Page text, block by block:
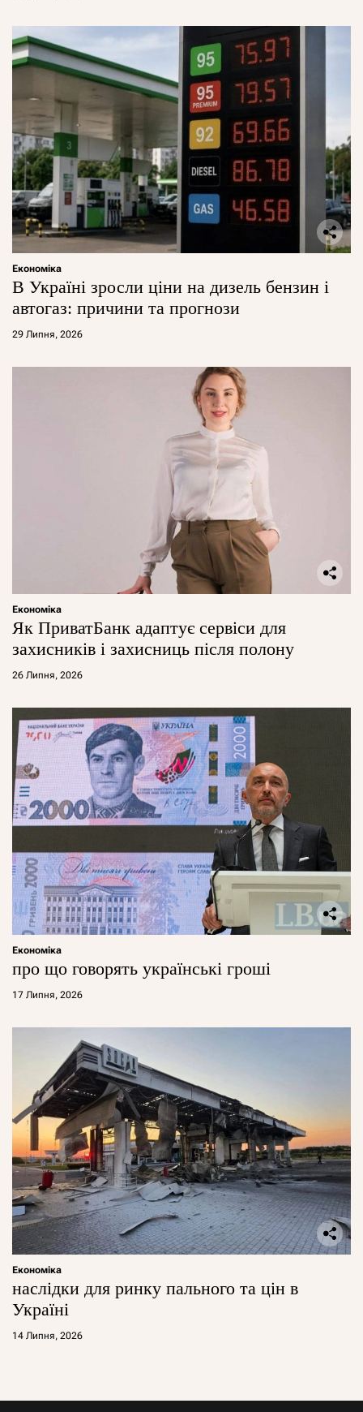
Економіка
В Україні зросли ціни на дизель бензин і
автогаз: причини та прогнози
29 Липня, 2026
Економіка
Як ПриватБанк адаптує сервіси для
захисників і захисниць після полону
26 Липня, 2026
Економіка
про що говорять українські гроші
17 Липня, 2026
Економіка
наслідки для ринку пального та цін в
Україні
14 Липня, 2026